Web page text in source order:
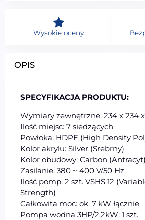
OPIS
SPECYFIKACJA PRODUKTU:
Wymiary zewnętrzne: 234 x 234
Ilość miejsc: 7 siedzących
Powłoka: HDPE (High Density
Kolor akrylu: Silver (Srebrny)
Kolor obudowy: Carbon (Antracyt)
Zasilanie: 380 ~ 400 V/50 Hz
Ilość pomp: 2 szt. VSHS 12
Strength)
Całkowita moc: ok. 7 kW łącznie
Pompa wodna 3HP/2,2kW: 1 szt.
Wysokie oceny